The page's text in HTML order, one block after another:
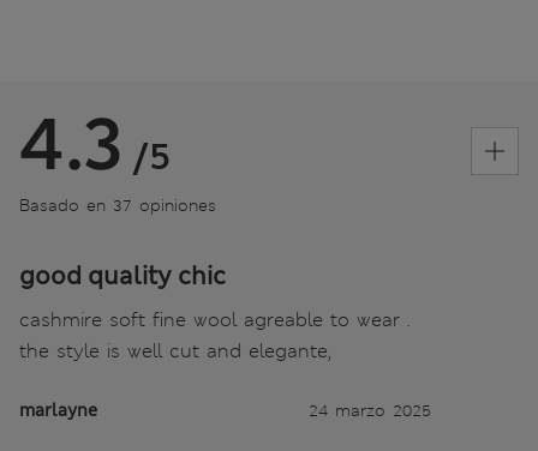
4.3 /5
Basado en 37 opiniones
good quality chic
cashmire soft fine wool agreable to wear .
the style is well cut and elegante,
marlayne 24 marzo 2025